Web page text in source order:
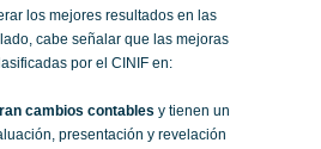
los mejores resultados en las
cabe señalar que las mejoras
por el CINIF en:
cambios contables y tienen un
presentación y revelación